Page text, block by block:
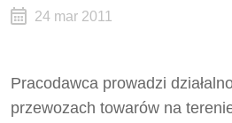
24 mar 2011
Pracodawca prowadzi
przewozach towarów na